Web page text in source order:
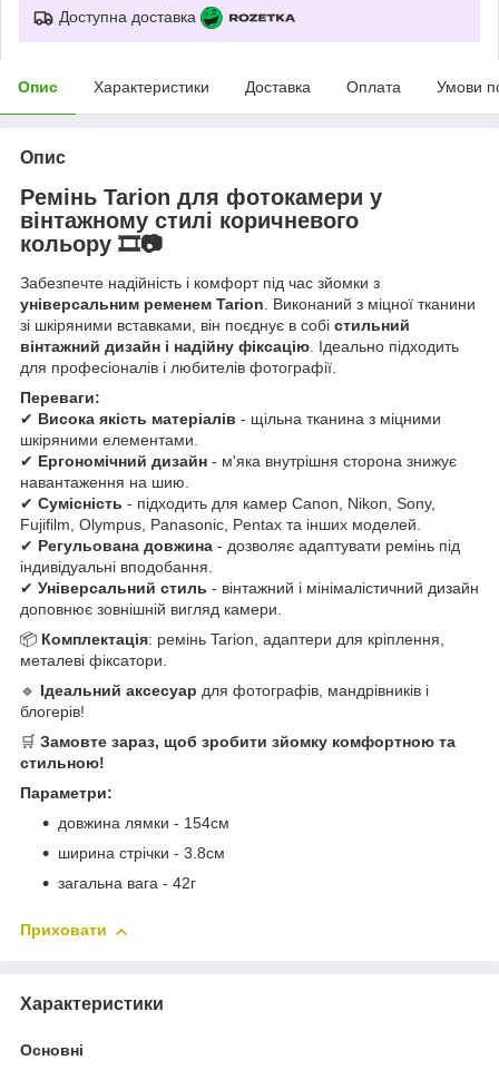
Доступна доставка
Опис Характеристики Доставка Оплата Умови
Опис
Ремінь Tarion для фотокамери у
вінтажному стилі коричневого
кольору 🎞️📷
Забезпечте надійність і комфорт під час зйомки з
універсальним ременем Tarion. Виконаний з міцної тканини
зі шкіряними вставками, він поєднує в собі стильний
вінтажний дизайн і надійну фіксацію. Ідеально підходить
для професіоналів і любителів фотографії.
Переваги:
✔ Висока якість матеріалів - щільна тканина з міцними
шкіряними елементами.
✔ Ергономічний дизайн - м'яка внутрішня сторона знижує
навантаження на шию.
✔ Сумісність - підходить для камер Canon, Nikon, Sony,
Fujifilm, Olympus, Panasonic, Pentax та інших моделей.
✔ Регульована довжина - дозволяє адаптувати ремінь під
індивідуальні вподобання.
✔ Універсальний стиль - вінтажний і мінімалістичний дизайн
доповнює зовнішній вигляд камери.
📦 Комплектація: ремінь Tarion, адаптери для кріплення,
металеві фіксатори.
🔹 Ідеальний аксесуар для фотографів, мандрівників і
блогерів!
🛒 Замовте зараз, щоб зробити зйомку комфортною та
стильною!
Параметри:
довжина лямки - 154см
ширина стрічки - 3.8см
загальна вага - 42г
Приховати
Характеристики
Основні